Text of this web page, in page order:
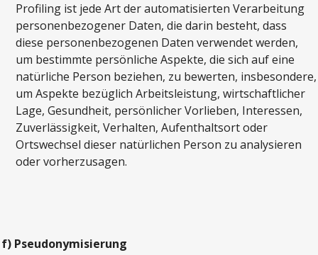
Profiling ist jede Art der automatisierten Verarbeitung
personenbezogener Daten, die darin besteht, dass
diese personenbezogenen Daten verwendet werden,
um bestimmte persönliche Aspekte, die sich auf eine
natürliche Person beziehen, zu bewerten, insbesondere,
um Aspekte bezüglich Arbeitsleistung, wirtschaftlicher
Lage, Gesundheit, persönlicher Vorlieben, Interessen,
Zuverlässigkeit, Verhalten, Aufenthaltsort oder
Ortswechsel dieser natürlichen Person zu analysieren
oder vorherzusagen.
f) Pseudonymisierung